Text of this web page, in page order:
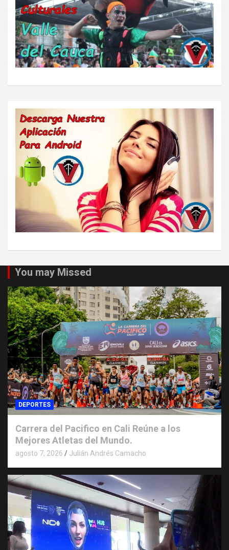
You may Missed
DEPORTES
Carrera del Pacifico en Cali Reúne a los
Mejores Atletas del Mundo.
agosto 7, 2026 Julián Andrés Camacho